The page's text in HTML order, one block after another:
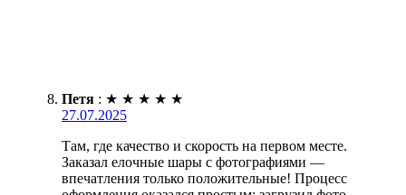
Петя : ★ ★ ★ ★ ★
27.07.2025
Там, где качество и скорость на первом месте.
Заказал елочные шары с фотографиями —
впечатления только положительные! Процесс